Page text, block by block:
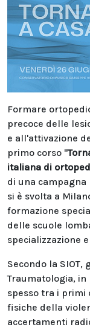
Formare
precoce delle
e all'attivazione
primo corso "
italiana di
di una campagna
si è svolta a
formazione
delle scuole
specializzazione
Secondo la
Traumatologia, in
spesso tra i primi
fisiche della
accertamenti